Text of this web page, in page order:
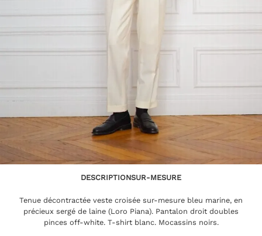
DESCRIPTIONSUR-MESURE
Tenue décontractée veste croisée sur-mesure bleu marine, en
précieux sergé de laine (Loro Piana). Pantalon droit doubles
pinces off-white. T-shirt blanc. Mocassins noirs.